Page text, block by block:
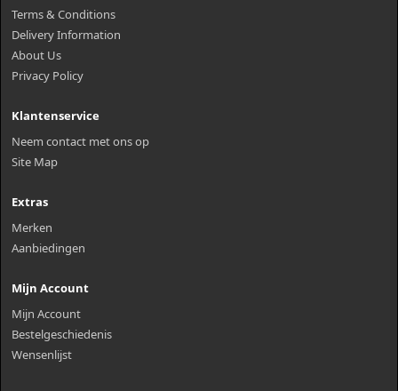
Terms & Conditions
Delivery Information
About Us
Privacy Policy
Klantenservice
Neem contact met ons op
Site Map
Extras
Merken
Aanbiedingen
Mijn Account
Mijn Account
Bestelgeschiedenis
Wensenlijst